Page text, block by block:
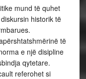
mund të quhet
historik të
të
e një disipline
qytetare.
referohet si